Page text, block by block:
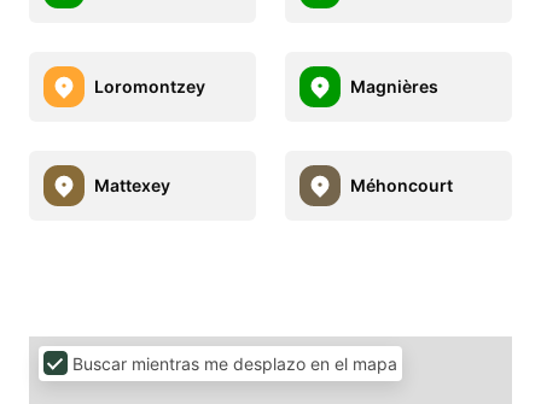
Loromontzey Magnières
Mattexey Méhoncourt
Buscar mientras me desplazo en el mapa